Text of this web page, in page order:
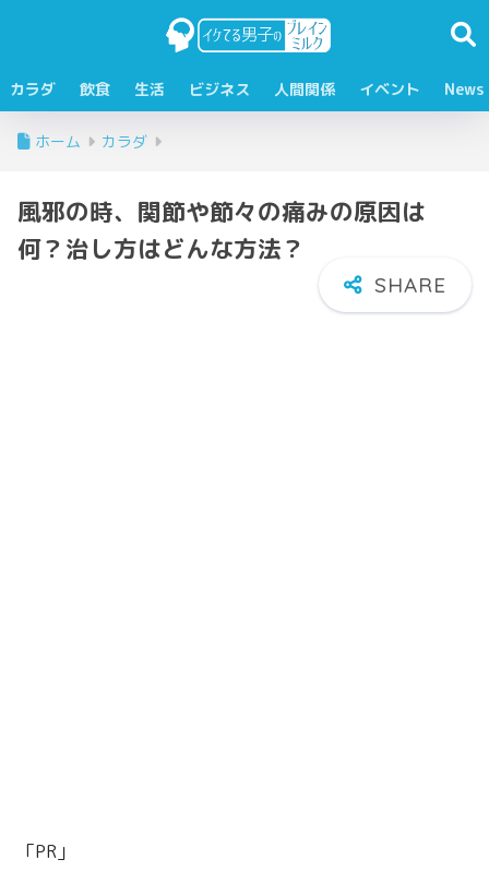
カラダ 飲食 生活 ビジネス 人間関係 イベント News
ホーム カラダ
風邪の時、関節や節々の痛みの原因は
何？治し方はどんな方法？
「PR」